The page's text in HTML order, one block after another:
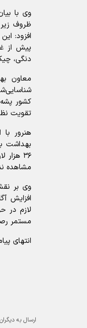
وی با
ظروف
افزود:
پیش از
دنگی،
معاون
کشور
تقویت
۳۶
مشاهده
وی بر
افزایش
لازم در
مستمر
انتهای
ارسال به دیگران